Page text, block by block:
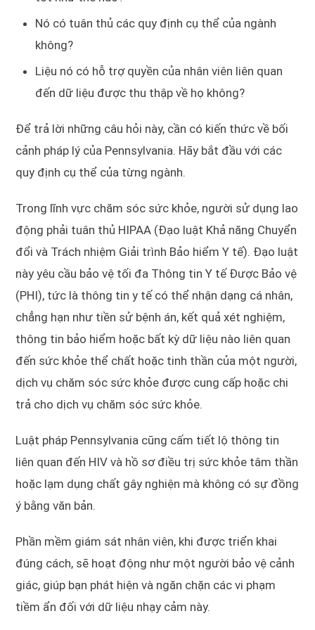
Nó có tuân thủ các quy định cụ thể của ngành
không?
Liệu nó có hỗ trợ quyền của nhân viên liên quan
đến dữ liệu được thu thập về họ không?
Để trả lời những câu hỏi này, cần có kiến thức về bối
cảnh pháp lý của Pennsylvania. Hãy bắt đầu với các
quy định cụ thể của từng ngành.
Trong lĩnh vực chăm sóc sức khỏe, người sử dụng lao
động phải tuân thủ HIPAA (Đạo luật Khả năng Chuyển
đổi và Trách nhiệm Giải trình Bảo hiểm Y tế). Đạo luật
này yêu cầu bảo vệ tối đa Thông tin Y tế Được Bảo vệ
(PHI), tức là thông tin y tế có thể nhận dạng cá nhân,
chẳng hạn như tiền sử bệnh án, kết quả xét nghiệm,
thông tin bảo hiểm hoặc bất kỳ dữ liệu nào liên quan
đến sức khỏe thể chất hoặc tinh thần của một người,
dịch vụ chăm sóc sức khỏe được cung cấp hoặc chi
trả cho dịch vụ chăm sóc sức khỏe.
Luật pháp Pennsylvania cũng cấm tiết lộ thông tin
liên quan đến HIV và hồ sơ điều trị sức khỏe tâm thần
hoặc lạm dụng chất gây nghiện mà không có sự đồng
ý bằng văn bản.
Phần mềm giám sát nhân viên, khi được triển khai
đúng cách, sẽ hoạt động như một người bảo vệ cảnh
giác, giúp bạn phát hiện và ngăn chặn các vi phạm
tiềm ẩn đối với dữ liệu nhạy cảm này.